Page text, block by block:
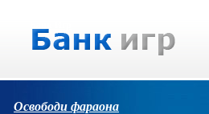
Освободи фараона